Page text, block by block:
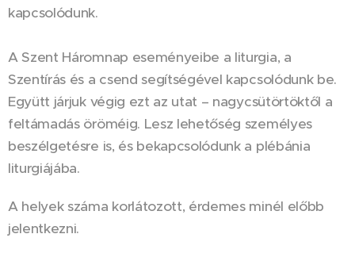
kapcsolódunk.
A Szent Háromnap eseményeibe a liturgia, a
Szentírás és a csend segítségével kapcsolódunk be.
Együtt járjuk végig ezt az utat – nagycsütörtöktől a
feltámadás öröméig. Lesz lehetőség személyes
beszélgetésre is, és bekapcsolódunk a plébánia
liturgiájába.
A helyek száma korlátozott, érdemes minél előbb
jelentkezni.